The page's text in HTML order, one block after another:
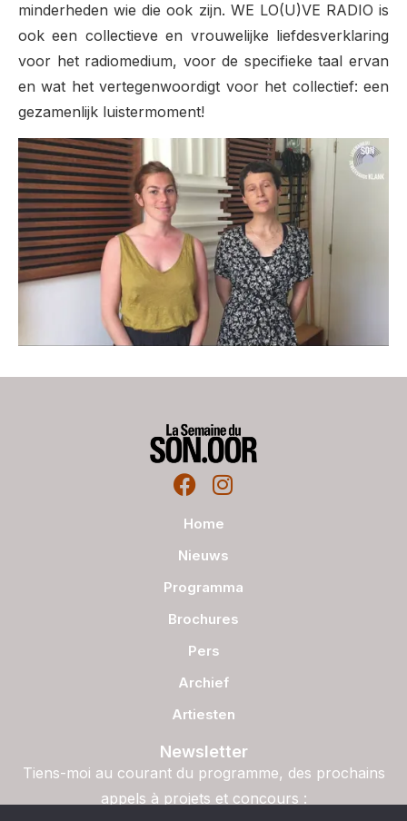
minderheden wie die ook zijn. WE LO(U)VE RADIO is
ook een collectieve en vrouwelijke liefdesverklaring
voor het radiomedium, voor de specifieke taal ervan
en wat het vertegenwoordigt voor het collectief: een
gezamenlijk luistermoment!
Home
Nieuws
Programma
Brochures
Pers
Archief
Artiesten
Newsletter
Tiens-moi au courant du programme, des prochains
appels à projets et concours :